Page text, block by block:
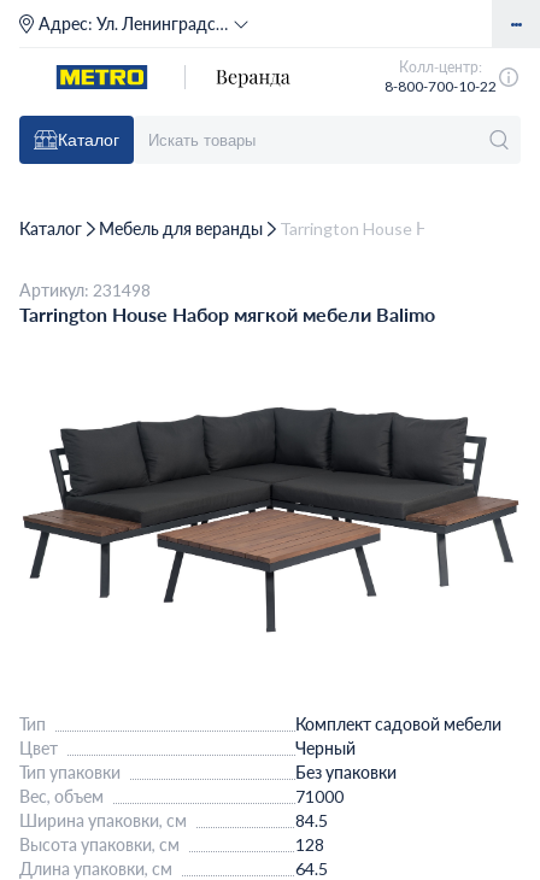
Адрес: Ул. Ленинградское шоссе, д. 71Г (м. Речной вокзал)
Колл-центр:
8-800-700-10-22
Каталог
Каталог Мебель для веранды Tarrington House Набор мягкой
Артикул: 231498
Tarrington House Набор мягкой мебели Balimo
Тип
Комплект садовой мебели
Цвет
Черный
Тип упаковки
Без упаковки
Вес, объем
71000
Ширина упаковки, см
84.5
Высота упаковки, см
128
Длина упаковки, см
64.5